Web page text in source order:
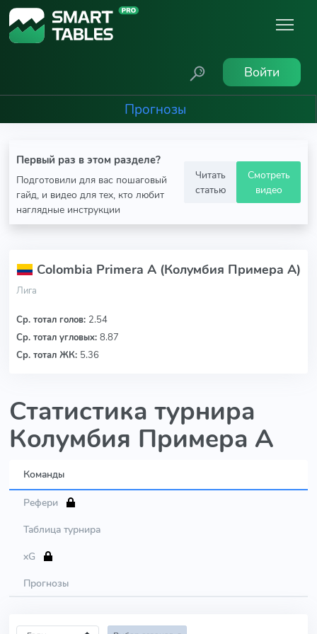
Войти
Прогнозы
Первый раз в этом разделе?
Подготовили для вас пошаговый
гайд, и видео для тех, кто любит
наглядные инструкции
Читать
статью
Смотреть
видео
Colombia Primera A (Колумбия Примера А)
Лига
Ср. тотал голов: 2.54
Ср. тотал угловых: 8.87
Ср. тотал ЖК: 5.36
Статистика турнира
Колумбия Примера А
Команды
Рефери
Таблица турнира
xG
Прогнозы